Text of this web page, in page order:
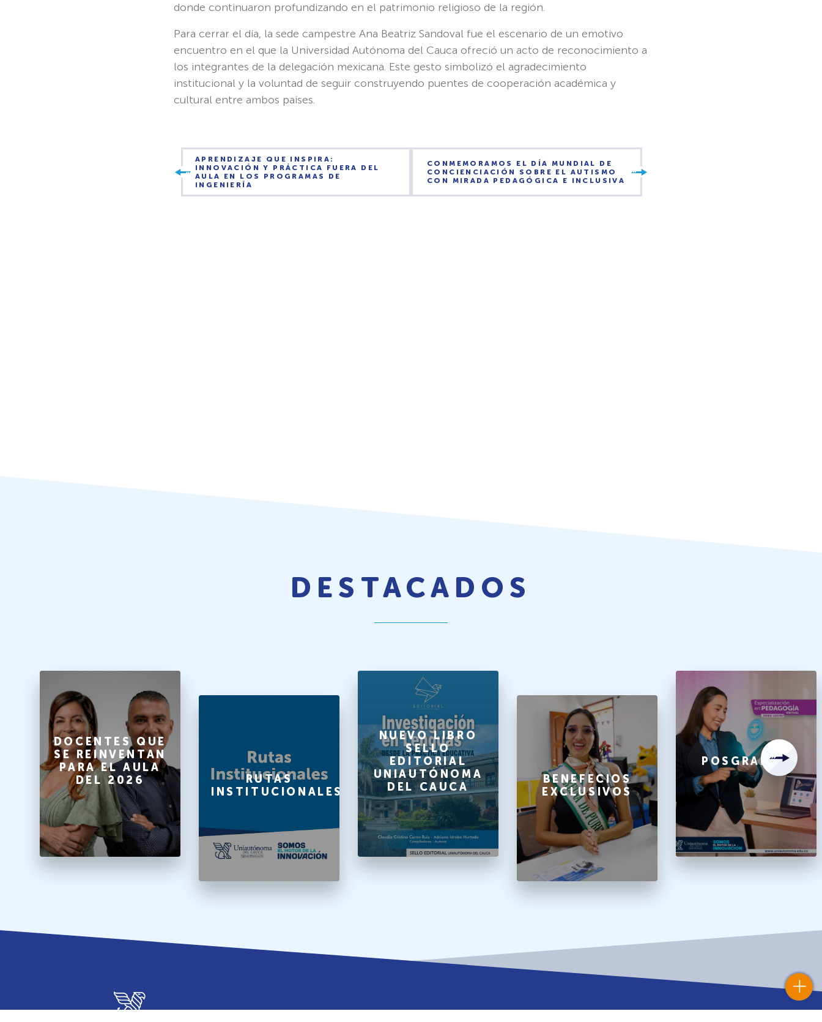
donde continuaron profundizando en el patrimonio religioso de la región.
Para cerrar el día, la sede campestre Ana Beatriz Sandoval fue el escenario de un emotivo
encuentro en el que la Universidad Autónoma del Cauca ofreció un acto de reconocimiento a
los integrantes de la delegación mexicana. Este gesto simbolizó el agradecimiento
institucional y la voluntad de seguir construyendo puentes de cooperación académica y
cultural entre ambos países.
APRENDIZAJE QUE INSPIRA:
INNOVACIÓN Y PRÁCTICA FUERA DEL
AULA EN LOS PROGRAMAS DE
INGENIERÍA
CONMEMORAMOS EL DÍA MUNDIAL DE
CONCIENCIACIÓN SOBRE EL AUTISMO
CON MIRADA PEDAGÓGICA E INCLUSIVA
DESTACADOS
DOCENTES QUE
SE REINVENTAN
PARA EL AULA
DEL 2026
RUTAS
INSTITUCIONALES
NUEVO LIBRO
SELLO
EDITORIAL
UNIAUTÓNOMA
DEL CAUCA
BENEFECIOS
EXCLUSIVOS
POSGRADOS